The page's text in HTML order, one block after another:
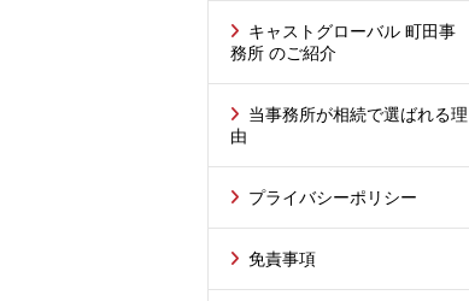
キャストグローバル 町田事
務所 のご紹介
当事務所が相続で選ばれる理
由
プライバシーポリシー
免責事項